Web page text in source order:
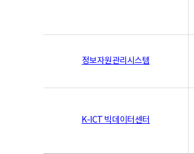
정보자원관리시스템
K-ICT 빅데이터센터